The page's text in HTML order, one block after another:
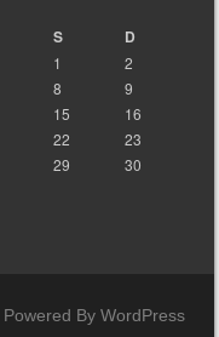
S D
1
2
8
9
15
16
22
23
29
30
Powered By WordPress